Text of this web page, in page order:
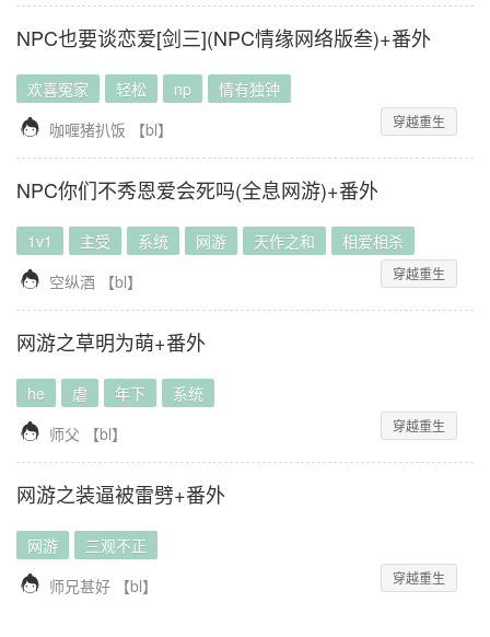
NPC也要谈恋爱[剑三](NPC情缘网络版叁)+番外
欢喜冤家 轻松 np 情有独钟
 咖喱猪扒饭 【bl】 穿越重生
NPC你们不秀恩爱会死吗(全息网游)+番外
1v1 主受 系统 网游 天作之和 相爱相杀
 空纵酒 【bl】 穿越重生
网游之草明为萌+番外
he 虐 年下 系统
 师父 【bl】 穿越重生
网游之装逼被雷劈+番外
网游 三观不正
 师兄甚好 【bl】 穿越重生